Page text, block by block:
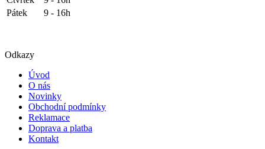
Pátek
9 - 16h
Odkazy
Úvod
O nás
Novinky
Obchodní podmínky
Reklamace
Doprava a platba
Kontakt